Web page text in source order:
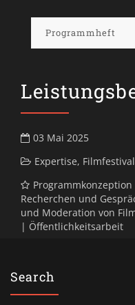
Programmheft
03 Mai 2025
Expertise,
Recherchen und
und Moderation von
| Öffentlichkeitsarbeit
Search